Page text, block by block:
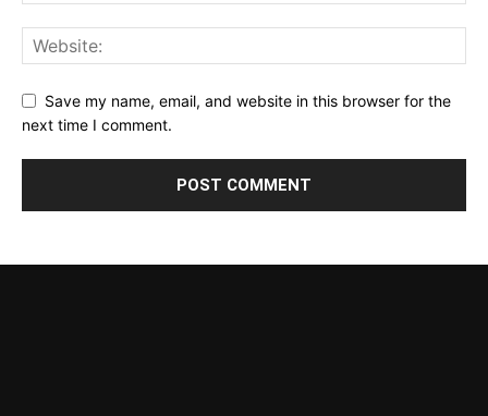
Save my name, email, and website in this browser for the
next time I comment.